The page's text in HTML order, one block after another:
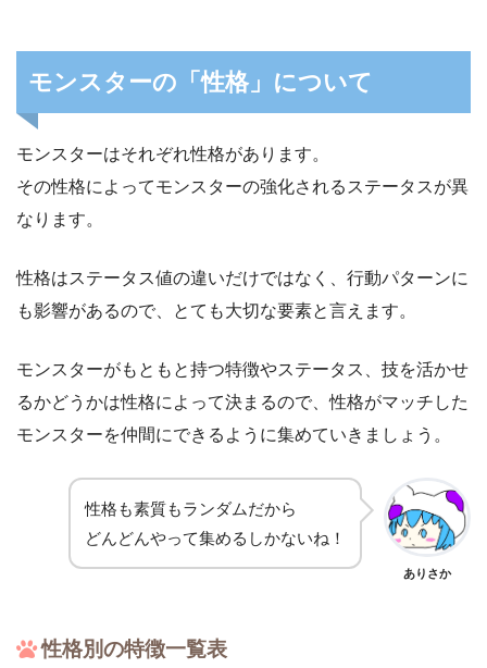
モンスターの「性格」について
モンスターはそれぞれ性格があります。
その性格によってモンスターの強化されるステータスが異
なります。
性格はステータス値の違いだけではなく、行動パターンに
も影響があるので、とても大切な要素と言えます。
モンスターがもともと持つ特徴やステータス、技を活かせ
るかどうかは性格によって決まるので、性格がマッチした
モンスターを仲間にできるように集めていきましょう。
性格も素質もランダムだから
どんどんやって集めるしかないね！
ありさか
性格別の特徴一覧表